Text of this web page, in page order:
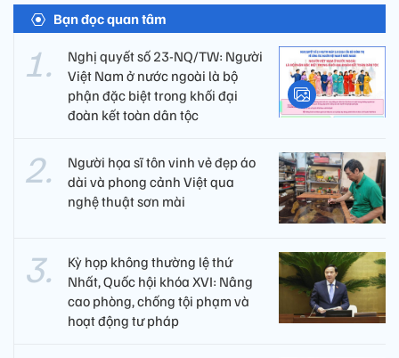
Bạn đọc quan tâm
Nghị quyết số 23-NQ/TW: Người
Việt Nam ở nước ngoài là bộ
phận đặc biệt trong khối đại
đoàn kết toàn dân tộc
Người họa sĩ tôn vinh vẻ đẹp áo
dài và phong cảnh Việt qua
nghệ thuật sơn mài
Kỳ họp không thường lệ thứ
Nhất, Quốc hội khóa XVI: Nâng
cao phòng, chống tội phạm và
hoạt động tư pháp